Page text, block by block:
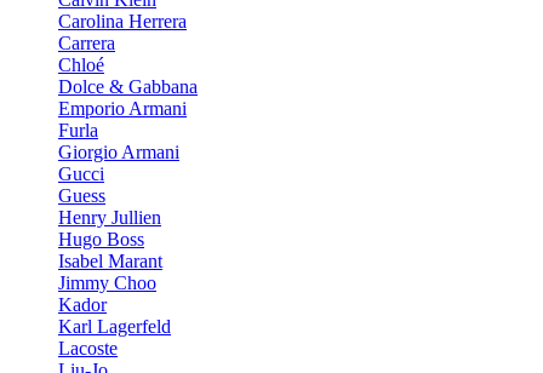
Carolina Herrera
Carrera
Chloé
Dolce & Gabbana
Emporio Armani
Furla
Giorgio Armani
Gucci
Guess
Henry Jullien
Hugo Boss
Isabel Marant
Jimmy Choo
Kador
Karl Lagerfeld
Lacoste